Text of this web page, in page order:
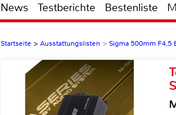
News Testberichte Bestenliste
Startseite > Ausstattungslisten > Sigma 500mm F4,5